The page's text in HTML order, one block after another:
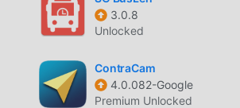
3.0.8
Unlocked
ContraCam
4.0.082-Google
Premium Unlocked